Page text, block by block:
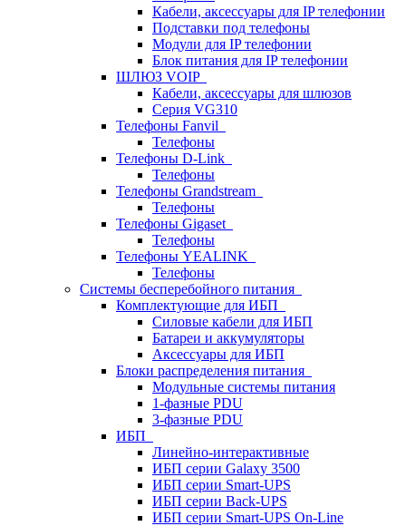
Кабели, аксессуары для IP телефонии
Подставки под телефоны
Модули для IP телефонии
Блок питания для IP телефонии
ШЛЮЗ VOIP
Кабели, аксессуары для шлюзов
Серия VG310
Телефоны Fanvil
Телефоны
Телефоны D-Link
Телефоны
Телефоны Grandstream
Телефоны
Телефоны Gigaset
Телефоны
Телефоны YEALINK
Телефоны
Системы бесперебойного питания
Комплектующие для ИБП
Силовые кабели для ИБП
Батареи и аккумуляторы
Аксессуары для ИБП
Блоки распределения питания
Модульные системы питания
1-фазные PDU
3-фазные PDU
ИБП
Линейно-интерактивные
ИБП серии Galaxy 3500
ИБП серии Smart-UPS
ИБП серии Back-UPS
ИБП серии Smart-UPS On-Line